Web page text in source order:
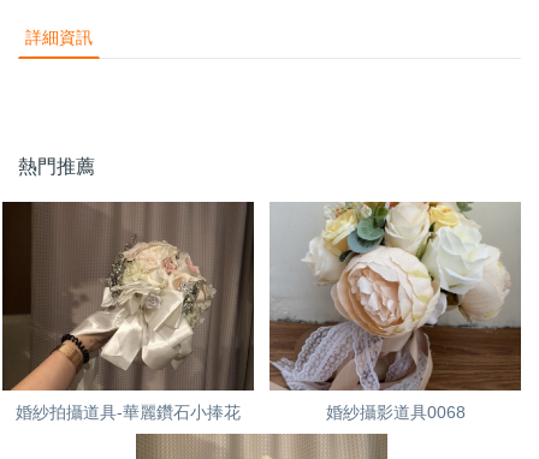
詳細資訊
熱門推薦
婚紗拍攝道具-華麗鑽石小捧花 婚紗攝影道具0068